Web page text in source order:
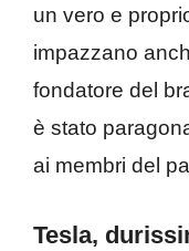
un vero e
impazzano
fondatore del
è stato
ai membri del
Tesla,